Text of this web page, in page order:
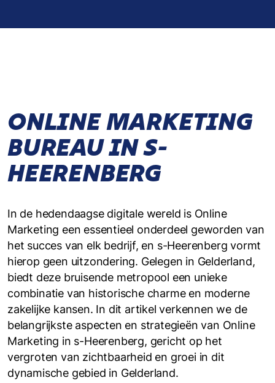
ONLINE MARKETING
BUREAU IN S-
HEERENBERG
In de hedendaagse digitale wereld is Online
Marketing een essentieel onderdeel geworden van
het succes van elk bedrijf, en s-Heerenberg vormt
hierop geen uitzondering. Gelegen in Gelderland,
biedt deze bruisende metropool een unieke
combinatie van historische charme en moderne
zakelijke kansen. In dit artikel verkennen we de
belangrijkste aspecten en strategieën van Online
Marketing in s-Heerenberg, gericht op het
vergroten van zichtbaarheid en groei in dit
dynamische gebied in Gelderland.